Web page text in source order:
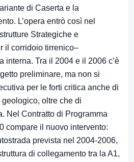
di Caserta e la
L’opera entrò così nel
Strategiche e
il corridoio tirrenico–
interna. Tra il 2004 e il 2006 c’è
preliminare, ma non si
per le forti critica anche di
oltre che di
Nel Contratto di Programma
compare il nuovo intervento:
prevista nel 2004-2006,
di collegamento tra la A1,